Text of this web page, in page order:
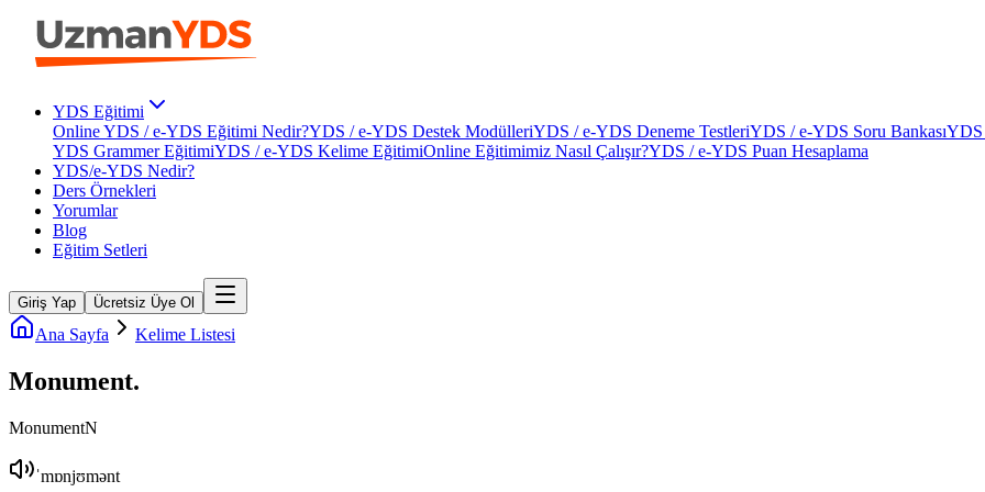
YDS Eğitimi
Online YDS / e-YDS Eğitimi Nedir?YDS / e-YDS Destek ModülleriYDS / e-YDS Deneme TestleriYDS / e-YDS Soru BankasıYDS
YDS Grammer EğitimiYDS / e-YDS Kelime EğitimiOnline Eğitimimiz Nasıl Çalışır?YDS / e-YDS Puan Hesaplama
YDS/e-YDS Nedir?
Ders Örnekleri
Yorumlar
Blog
Eğitim Setleri
Giriş Yap Ücretsiz Üye Ol
Ana Sayfa Kelime Listesi
Monument.
MonumentN
ˈmɒnjʊmənt